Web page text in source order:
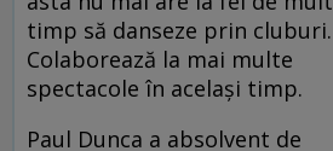
timp să danseze prin cluburi.
Colaborează la mai multe
spectacole în același timp.
Paul Dunca a absolvent de